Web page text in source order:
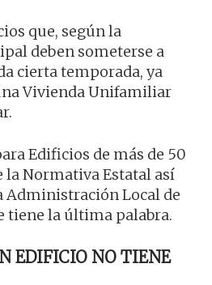
que, según la
deben someterse a
cierta temporada, ya
Vivienda Unifamiliar
Edificios de más de 50
la Normativa Estatal así
Administración Local de
tiene la última palabra.
EDIFICIO NO TIENE